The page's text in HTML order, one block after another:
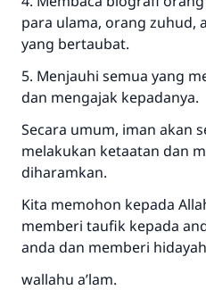
para ulama, orang zuhud,
yang bertaubat.
5. Menjauhi semua yang
dan mengajak kepadanya.
Secara umum, iman akan
melakukan ketaatan dan
diharamkan.
Kita memohon kepada
memberi taufik kepada
anda dan memberi
wallahu a’lam.